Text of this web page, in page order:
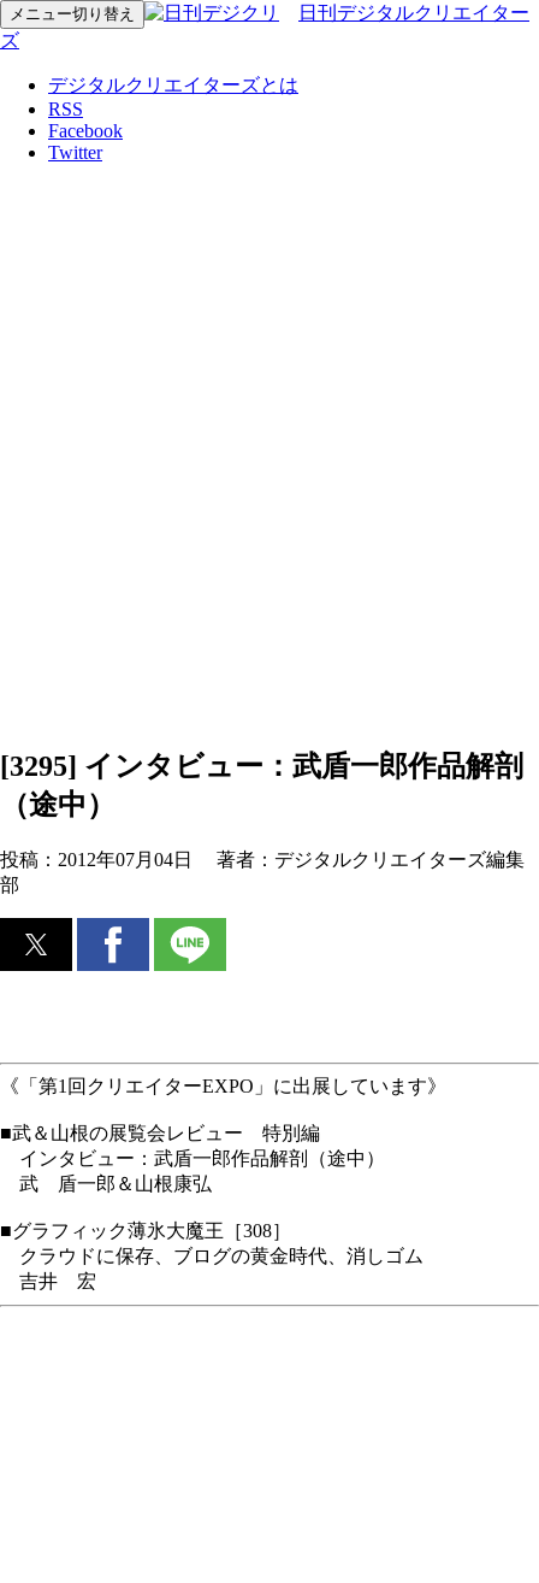
メニュー切り替え
日刊デジタルクリエイター
ズ
デジタルクリエイターズとは
RSS
Facebook
Twitter
[3295] インタビュー：武盾一郎作品解剖
（途中）
投稿： 2012年07月04日 著者： デジタルクリエイターズ編集
部
《「第1回クリエイターEXPO」に出展しています》
■武＆山根の展覧会レビュー 特別編
インタビュー：武盾一郎作品解剖（途中）
武 盾一郎＆山根康弘
■グラフィック薄氷大魔王［308］
クラウドに保存、ブログの黄金時代、消しゴム
吉井 宏